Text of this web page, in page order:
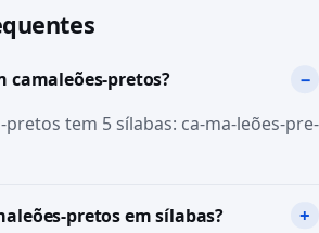
camaleões-pretos?
pretos tem 5 sílabas: ca-ma-leões-pre-
pretos em sílabas?